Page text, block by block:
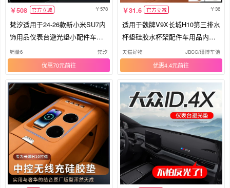
508 官方立减 578
梵汐适用于24-26款新小米SU7内
饰用品仪表台避光垫小配件车内
专用
销量6 梵汐
优惠70元
31.6 官方立减 36
适用于魏牌V9X长城H10第三排水
杯垫硅胶水杯架配件车用品内饰
杯套
天猫好物 JBCC/瑾博车弛
优惠4.4元